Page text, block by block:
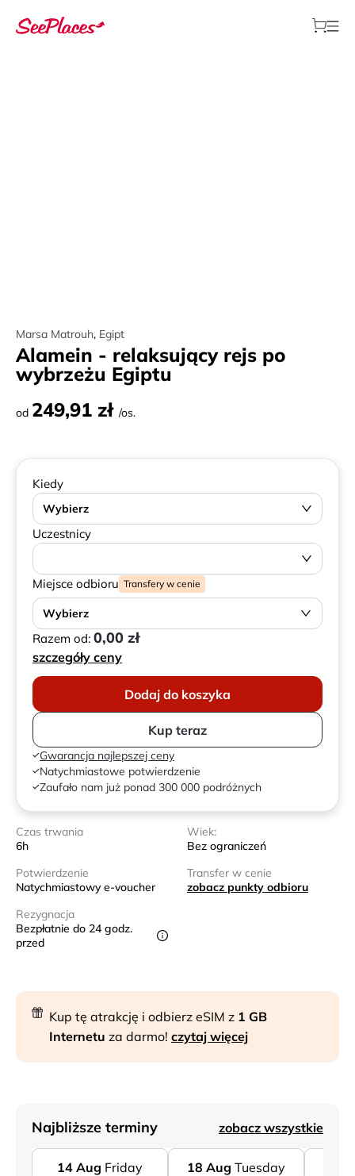
Marsa Matrouh, Egipt
Alamein - relaksujący rejs po
wybrzeżu Egiptu
od 249,91 zł /os.
Kiedy
Wybierz
Uczestnicy
Miejsce odbioru Transfery w cenie
Wybierz
Razem od: 0,00 zł
szczegóły ceny
Dodaj do koszyka
Kup teraz
Gwarancja najlepszej ceny
Natychmiastowe potwierdzenie
Zaufało nam już ponad 300 000 podróżnych
Czas trwania
6h
Wiek:
Bez ograniczeń
Potwierdzenie
Natychmiastowy e-voucher
Transfer w cenie
zobacz punkty odbioru
Rezygnacja
Bezpłatnie do 24 godz.
przed
Kup tę atrakcję i odbierz eSIM z 1 GB
Internetu za darmo! czytaj więcej
Najbliższe terminy zobacz wszystkie
14 Aug Friday 18 Aug Tuesday